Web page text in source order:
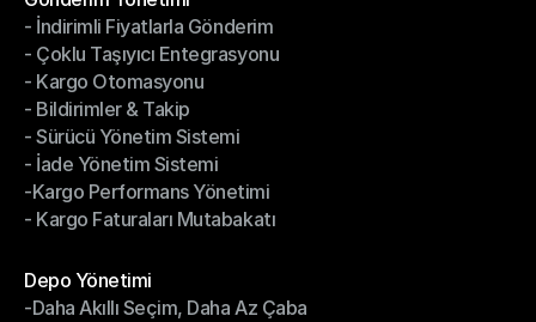
Gönderim Yönetimi
- İndirimli Fiyatlarla Gönderim
- İndirimli Fiyatlarla Gönderim
- Çoklu Taşıyıcı Entegrasyonu
- Çoklu Taşıyıcı Entegrasyonu
- Kargo Otomasyonu
- Kargo Otomasyonu
- Bildirimler & Takip
- Bildirimler & Takip
- Sürücü Yönetim Sistemi
- Sürücü Yönetim Sistemi
- İade Yönetim Sistemi
- İade Yönetim Sistemi
-Kargo Performans Yönetimi
-Kargo Performans Yönetimi
- Kargo Faturaları Mutabakatı
Depo Yönetimi
Depo Yönetimi
-Daha Akıllı Seçim, Daha Az Çaba